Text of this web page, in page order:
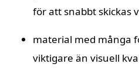
för att snabbt skickas
material med många
viktigare än visuell